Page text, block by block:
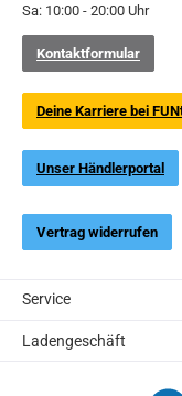
Sa: 10:00 - 20:00 Uhr
Kontaktformular
Deine Karriere bei
Unser Händlerportal
Vertrag widerrufen
Service
Ladengeschäft